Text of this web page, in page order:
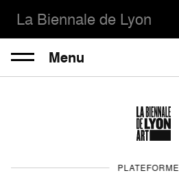
La Biennale de Lyon
Menu